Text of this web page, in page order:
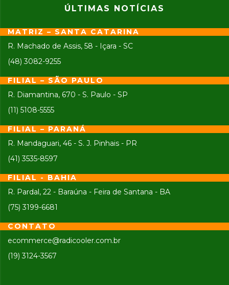
ÚLTIMAS NOTÍCIAS
MATRIZ – SANTA CATARINA
R. Machado de Assis, 58 - Içara - SC
(48) 3082-9255
FILIAL – SÃO PAULO
R. Diamantina, 670 - S. Paulo - SP
(11) 5108-5555
FILIAL – PARANÁ
R. Mandaguari, 46 - S. J. Pinhais - PR
(41) 3535-8597
FILIAL - BAHIA
R. Pardal, 22 - Baraúna - Feira de Santana - BA
(75) 3199-6681
CONTATO
ecommerce@radicooler.com.br
(19) 3124-3567